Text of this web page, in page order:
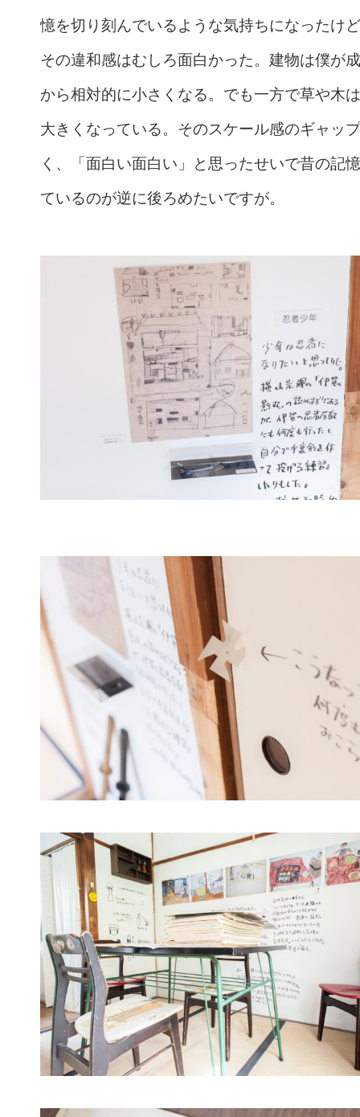
憶を切り刻んでいるような気持ちになったけ
その違和感はむしろ面白かった。建物は僕が
から相対的に小さくなる。でも一方で草や木
大きくなっている。そのスケール感のギャッ
く、「面白い面白い」と思ったせいで昔の記
ているのが逆に後ろめたいですが。